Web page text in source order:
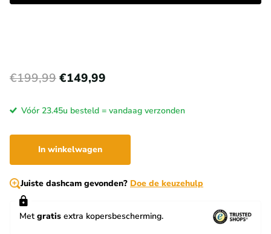
€199,99€149,99
Vóór 23.45u besteld = vandaag verzonden
In winkelwagen
Juiste dashcam gevonden? Doe de keuzehulp
Met gratis extra kopersbescherming.